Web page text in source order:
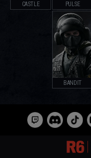
CASTLE PULSE
BANDIT